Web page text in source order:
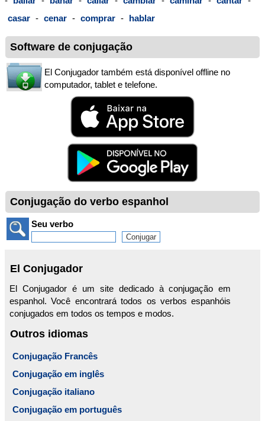
casar - cenar - comprar - hablar
Software de conjugação
El Conjugador também está disponível offline no
computador, tablet e telefone.
Conjugação do verbo espanhol
Seu verbo
El Conjugador
El Conjugador é um site dedicado à conjugação em
espanhol. Você encontrará todos os verbos espanhóis
conjugados em todos os tempos e modos.
Outros idiomas
Conjugação Francês
Conjugação em inglês
Conjugação italiano
Conjugação em português